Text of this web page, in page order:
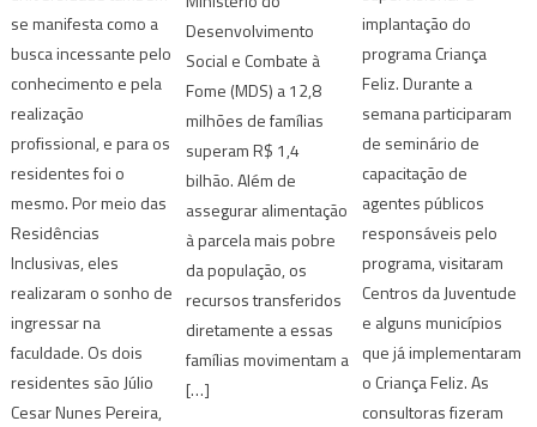
se manifesta como a
busca incessante pelo
conhecimento e pela
realização
profissional, e para os
residentes foi o
mesmo. Por meio das
Residências
Inclusivas, eles
realizaram o sonho de
ingressar na
faculdade. Os dois
residentes são Júlio
Cesar Nunes Pereira,
Desenvolvimento
Social e Combate à
Fome (MDS) a 12,8
milhões de famílias
superam R$ 1,4
bilhão. Além de
assegurar alimentação
à parcela mais pobre
da população, os
recursos transferidos
diretamente a essas
famílias movimentam a
[…]
implantação do
programa Criança
Feliz. Durante a
semana participaram
de seminário de
capacitação de
agentes públicos
responsáveis pelo
programa, visitaram
Centros da Juventude
e alguns municípios
que já implementaram
o Criança Feliz. As
consultoras fizeram